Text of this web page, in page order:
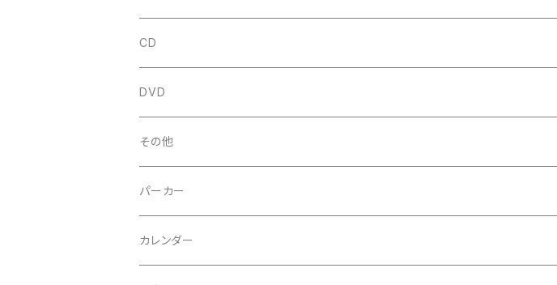
CD
シングル
アルバム
ミニアルバム
オムニバス
DVD
その他
パーカー
カレンダー